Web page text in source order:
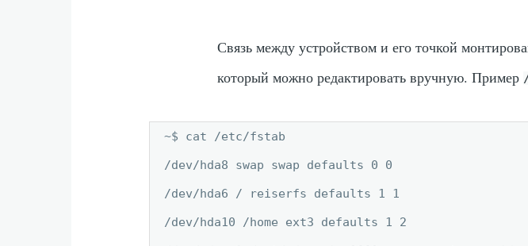
Связь между устройством и его точкой
который можно редактировать вручную. Пример
~$ cat /etc/fstab
/dev/hda8 swap swap defaults 0 0
/dev/hda6 / reiserfs defaults 1 1
/dev/hda10 /home ext3 defaults 1 2